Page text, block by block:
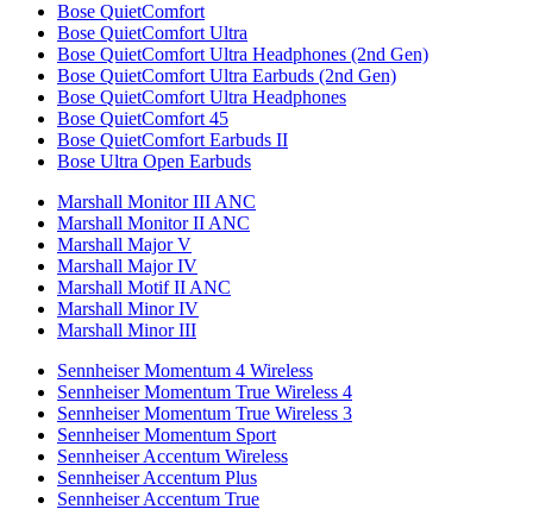
Bose QuietComfort
Bose QuietComfort Ultra
Bose QuietComfort Ultra Headphones (2nd Gen)
Bose QuietComfort Ultra Earbuds (2nd Gen)
Bose QuietComfort Ultra Headphones
Bose QuietComfort 45
Bose QuietComfort Earbuds II
Bose Ultra Open Earbuds
Marshall Monitor III ANC
Marshall Monitor II ANC
Marshall Major V
Marshall Major IV
Marshall Motif II ANC
Marshall Minor IV
Marshall Minor III
Sennheiser Momentum 4 Wireless
Sennheiser Momentum True Wireless 4
Sennheiser Momentum True Wireless 3
Sennheiser Momentum Sport
Sennheiser Accentum Wireless
Sennheiser Accentum Plus
Sennheiser Accentum True